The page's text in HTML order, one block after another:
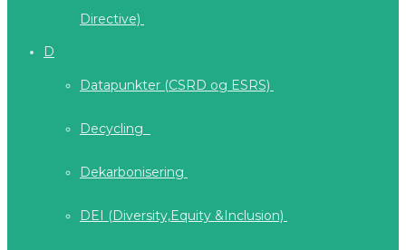
Directive)
D
Datapunkter (CSRD og ESRS)
Decycling
Dekarbonisering
DEI (Diversity,Equity &Inclusion)